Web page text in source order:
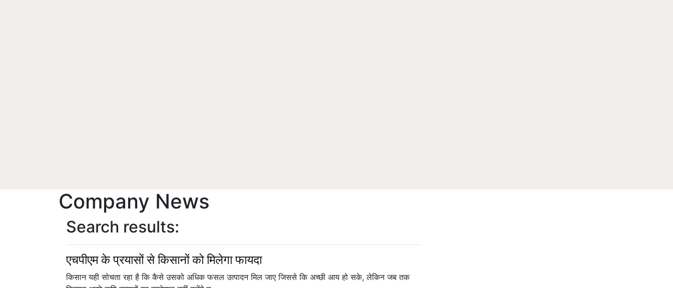
Company News
Search results:
एचपीएम के प्रयासों से किसानों को मिलेगा फायदा
किसान यही सोचता रहा है कि कैसे उसको अधिक फसल उत्पादन मिल जाए जिससे कि अच्छी आय हो सके, लेकिन जब तक